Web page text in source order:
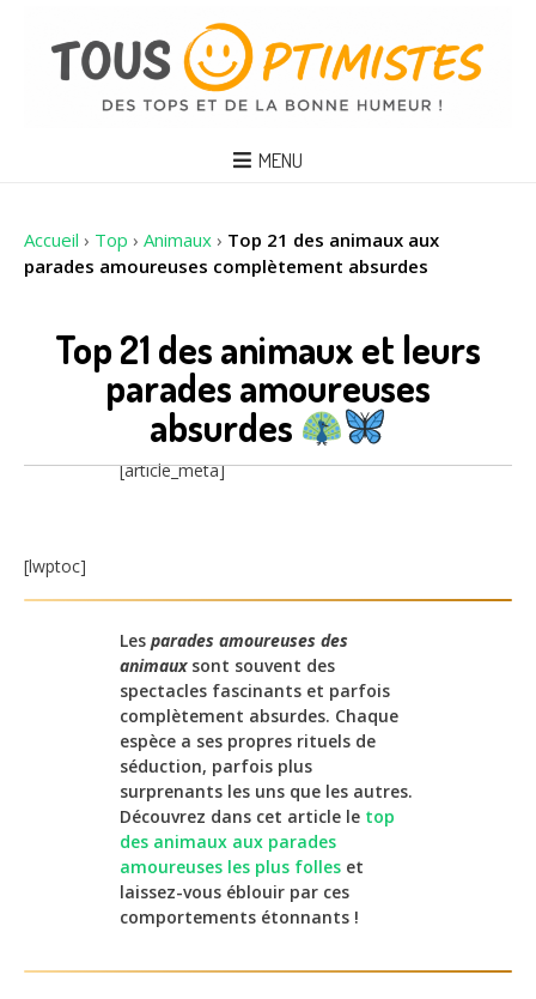
MENU
Accueil › Top › Animaux › Top 21 des animaux aux
parades amoureuses complètement absurdes
Top 21 des animaux et leurs
parades amoureuses
absurdes
[article_meta]
[lwptoc]
Les parades amoureuses des
animauxsont souvent des
spectacles fascinants et parfois
complètement absurdes. Chaque
espèce a ses propres rituels de
séduction, parfois plus
surprenants les uns que les autres.
Découvrez dans cet article le top
des animaux aux parades
amoureuses les plus folles et
laissez-vous éblouir par ces
comportements étonnants !